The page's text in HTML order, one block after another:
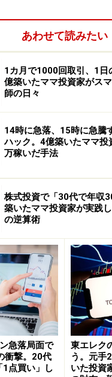
ュー株（割安株）投資
標をもとに、「安い」と
ということになります。
「PERがＸＸ倍以下の
」
う事によって利益が出
根拠に基づいて投資
をするみたいなものです
トレードもまったく同様
ターンが現れたときに
拠に売買を行なう投資
作った売買ルールを作
、同じ考え方です。
収益率。「Price Earning
高を判断する指標の一
て求めます。
あわせて読みたい
1カ月で1000回取引、1
億築いたママ投資家がス
師の日々
14時に急落、15時に急騰
ハック。4億築いたママ
万稼いだ手法
株式投資で「30代で年収
築いたママ投資家が実践
の逆算術
急落局面で
衝撃。20代
点買い」し
東エレク
う。元手
いた投資